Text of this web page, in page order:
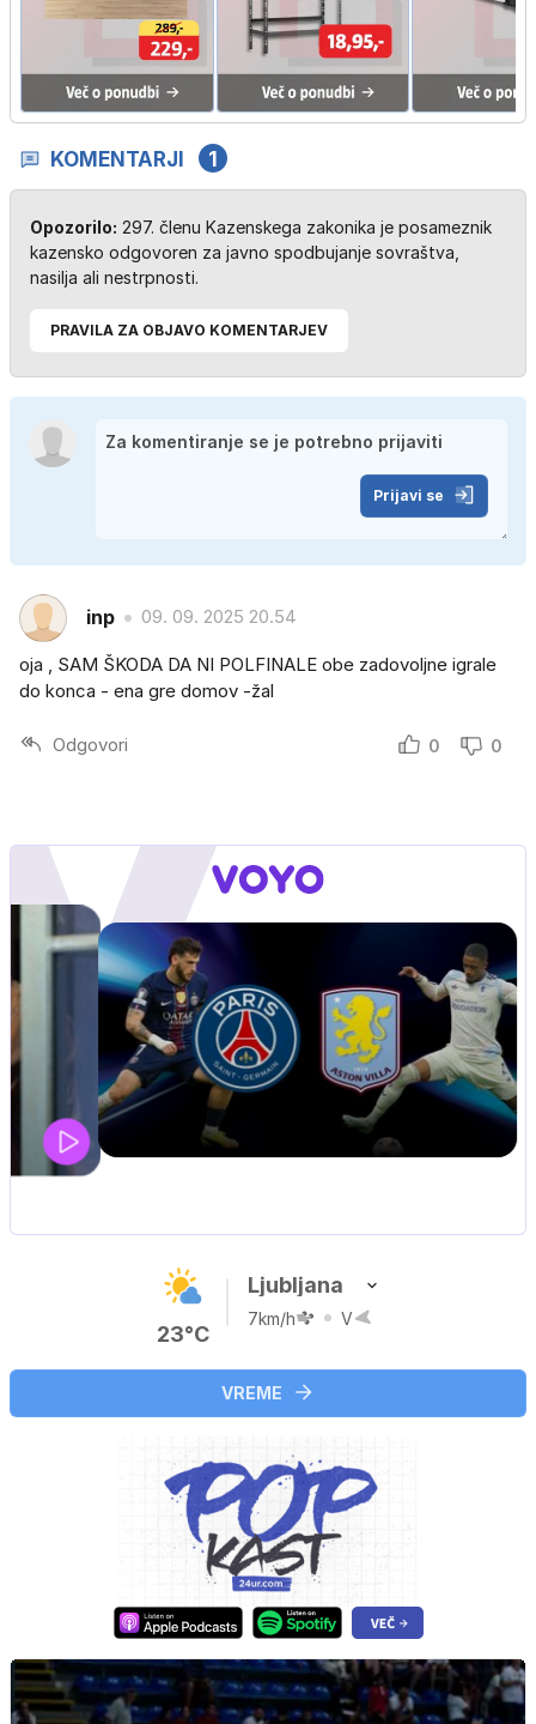
KOMENTARJI 1
Opozorilo: 297. členu Kazenskega zakonika je posameznik
kazensko odgovoren za javno spodbujanje sovraštva,
nasilja ali nestrpnosti.
PRAVILA ZA OBJAVO KOMENTARJEV
Prijavi se
inp 09. 09. 2025 20.54
oja , SAM ŠKODA DA NI POLFINALE obe zadovoljne igrale
do konca - ena gre domov -žal
Odgovori 0 0
ZUFFA BOXING 10
23°C
Ljubljana
7km/h V
VREME